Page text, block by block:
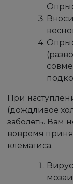
При
(дождливое
заболеть. Вам
вовремя
клематиса.